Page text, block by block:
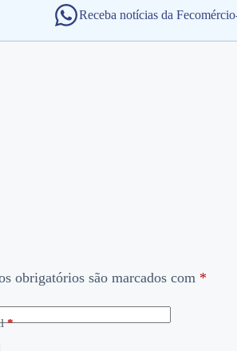
Receba notícias da
obrigatórios são marcados com *
*